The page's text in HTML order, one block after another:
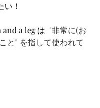
！
a leg は  "非常に(お
と" を指して使われて